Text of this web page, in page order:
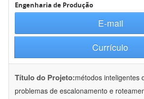
Engenharia de Produção
E-mail
Currículo
Título do Projeto:métodos inteligentes
problemas de escalonamento e